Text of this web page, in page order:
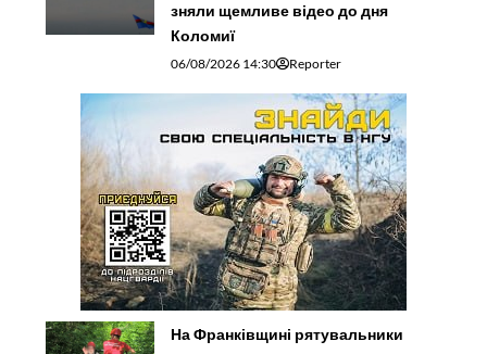
зняли щемливе відео до дня
Коломиї
06/08/2026 14:30 Reporter
На Франківщині рятувальники